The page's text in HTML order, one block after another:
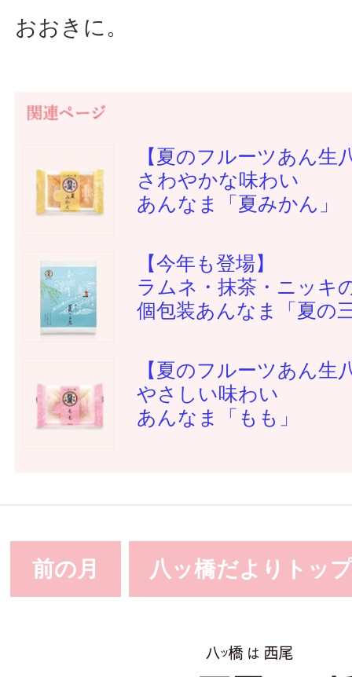
おおきに。
【夏のフルーツあん生
さわやかな味わい
あんなま「夏みかん」
【今年も登場】
ラムネ・抹茶・ニッキ
個包装あんなま「夏の
【夏のフルーツあん生
やさしい味わい
あんなま「もも」
前の月 八ッ橋だよりトッ